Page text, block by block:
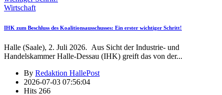
Wirtschaft
IHK zum Beschluss des Koalitionsausschusses: Ein erster wichtiger Schritt!
Halle (Saale), 2. Juli 2026. Aus Sicht der Industrie- und
Handelskammer Halle-Dessau (IHK) greift das von der...
By Redaktion HallePost
2026-07-03 07:56:04
Hits 266